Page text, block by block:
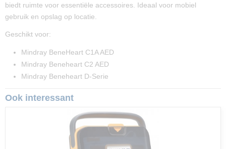
biedt ruimte voor essentiële accessoires. Ideaal voor mobiel
gebruik en opslag op locatie.
Geschikt voor:
Mindray BeneHeart C1A AED
Mindray Beneheart C2 AED
Mindray Beneheart D-Serie
Ook interessant